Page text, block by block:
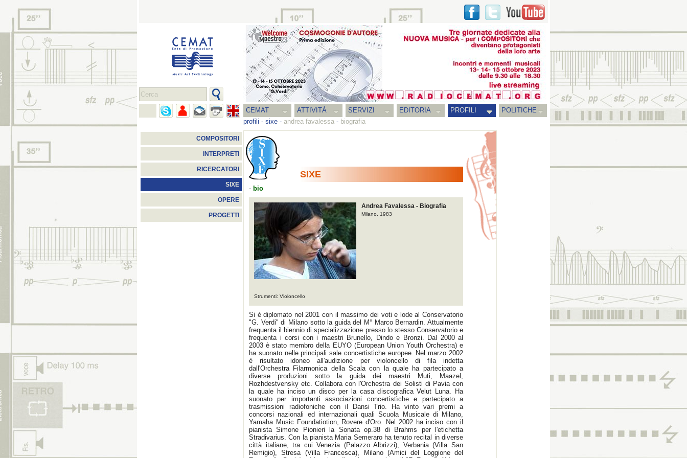
CEMAT ATTIVITÀ SERVIZI EDITORIA PROFILI
POLITICHE
profili - sixe - andrea favalessa - biografia
COMPOSITORI
INTERPRETI
RICERCATORI
SIXE
OPERE
PROGETTI
SIXE
- bio
Andrea Favalessa - Biografia
Milano, 1983
Strumenti: Violoncello
Si è diplomato nel 2001 con il massimo dei voti e lode al Conservatorio
"G. Verdi" di Milano sotto la guida del M° Marco Bernardin. Attualmente
frequenta il biennio di specializzazione presso lo stesso Conservatorio e
frequenta i corsi con i maestri Brunello, Dindo e Bronzi. Dal 2000 al
2003 è stato membro della EUYO (European Union Youth Orchestra) e
ha suonato nelle principali sale concertistiche europee. Nel marzo 2002
è risultato idoneo all'audizione per violoncello di fila indetta
dall'Orchestra Filarmonica della Scala con la quale ha partecipato a
diverse produzioni sotto la guida dei maestri Muti, Maazel,
Rozhdestvensky etc. Collabora con l'Orchestra dei Solisti di Pavia con
la quale ha inciso un disco per la casa discografica Velut Luna. Ha
suonato per importanti associazioni concertistìche e partecipato a
trasmissioni radiofoniche con il Dansi Trio. Ha vinto vari premi a
concorsi nazionali ed internazionali quali Scuola Musicale di Milano,
Yamaha Music Foundatiotion, Rovere d'Oro. Nel 2002 ha inciso con il
pianista Simone Pionieri la Sonata op.38 di Brahms per l'etichetta
Stradivarius. Con la pianista Maria Semeraro ha tenuto recital in diverse
città italiane, tra cui Venezia (Palazzo Albrizzi), Verbania (Villa San
Remigio), Stresa (Villa Francesca), Milano (Amici del Loggione del